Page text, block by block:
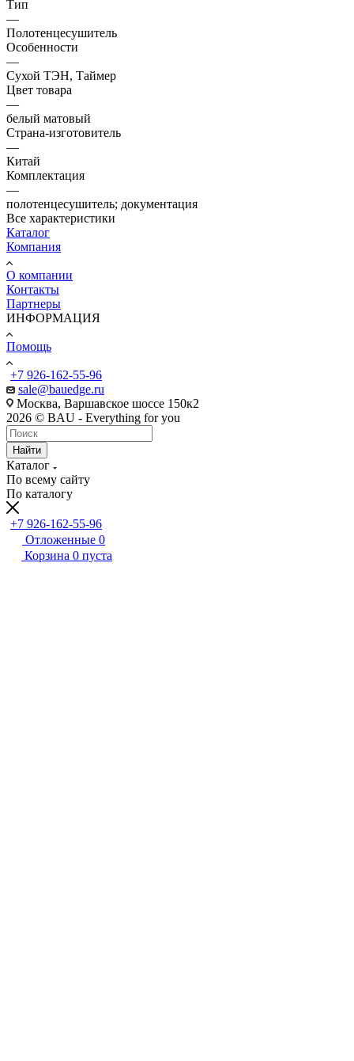
Тип
—
Полотенцесушитель
Особенности
—
Сухой ТЭН, Таймер
Цвет товара
—
белый матовый
Страна-изготовитель
—
Китай
Комплектация
—
полотенцесушитель; документация
Все характеристики
Каталог
Компания
О компании
Контакты
Партнеры
ИНФОРМАЦИЯ
Помощь
+7 926-162-55-96
sale@bauedge.ru
Москва, Варшавское шоссе 150к2
2026 © BAU - Everything for you
Найти
Каталог
По всему сайту
По каталогу
+7 926-162-55-96
Отложенные 0
Корзина 0 пуста